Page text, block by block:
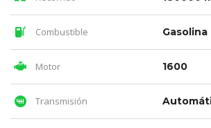
Combustible Gasolina
Motor 1600
Transmisión